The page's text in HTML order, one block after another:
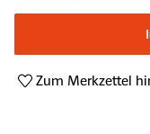
Zum Merkzettel